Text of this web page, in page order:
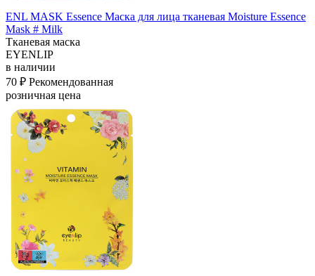
ENL MASK Essence Маска для лица тканевая Moisture Essence
Mask # Milk
Тканевая маска
EYENLIP
в наличии
70 ₽ Рекомендованная
розничная цена